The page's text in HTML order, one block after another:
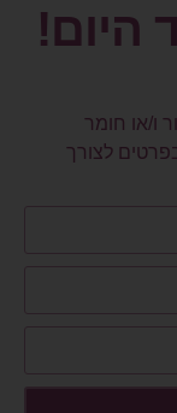
היום!
ו/או חומר
לצורך